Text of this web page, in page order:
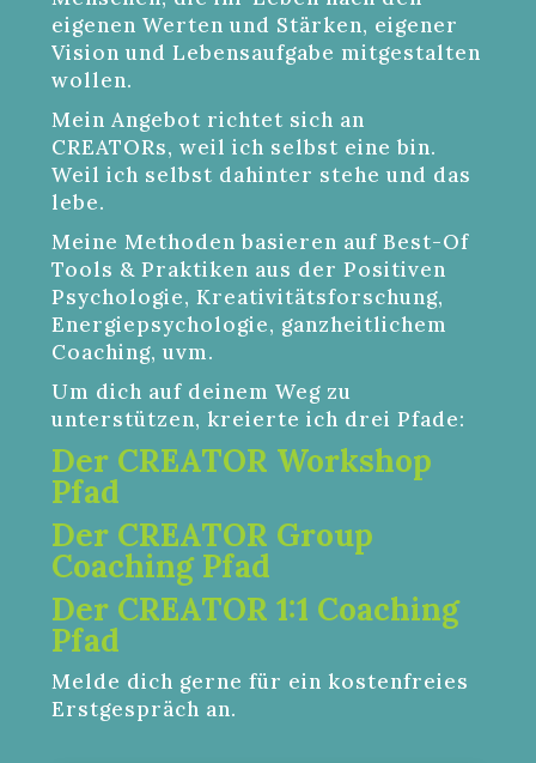
eigenen Werten und Stärken, eigener
Vision und Lebensaufgabe mitgestalten
wollen.
Mein Angebot richtet sich an
CREATORs, weil ich selbst eine bin.
Weil ich selbst dahinter stehe und das
lebe.
Meine Methoden basieren auf Best-Of
Tools & Praktiken aus der Positiven
Psychologie, Kreativitätsforschung,
Energiepsychologie, ganzheitlichem
Coaching, uvm.
Um dich auf deinem Weg zu
unterstützen, kreierte ich drei Pfade:
Der CREATOR Workshop
Pfad
Der CREATOR Group
Coaching Pfad
Der CREATOR 1:1 Coaching
Pfad
Melde dich gerne für ein kostenfreies
Erstgespräch an.